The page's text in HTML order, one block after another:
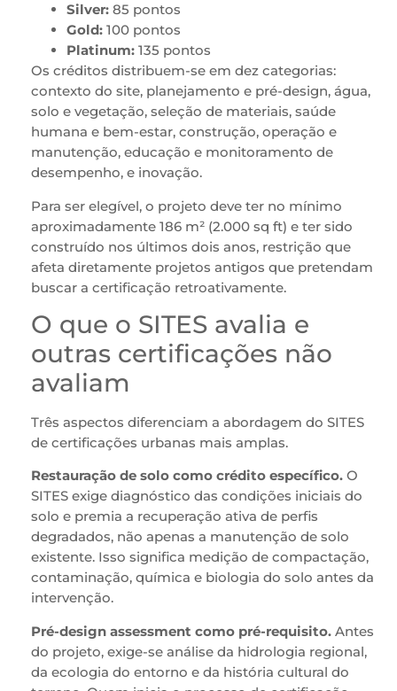
Silver: 85 pontos
Gold: 100 pontos
Platinum: 135 pontos
Os créditos distribuem-se em dez categorias:
contexto do site, planejamento e pré-design, água,
solo e vegetação, seleção de materiais, saúde
humana e bem-estar, construção, operação e
manutenção, educação e monitoramento de
desempenho, e inovação.
Para ser elegível, o projeto deve ter no mínimo
aproximadamente 186 m² (2.000 sq ft) e ter sido
construído nos últimos dois anos, restrição que
afeta diretamente projetos antigos que pretendam
buscar a certificação retroativamente.
O que o SITES avalia e
outras certificações não
avaliam
Três aspectos diferenciam a abordagem do SITES
de certificações urbanas mais amplas.
Restauração de solo como crédito específico. O
SITES exige diagnóstico das condições iniciais do
solo e premia a recuperação ativa de perfis
degradados, não apenas a manutenção de solo
existente. Isso significa medição de compactação,
contaminação, química e biologia do solo antes da
intervenção.
Pré-design assessment como pré-requisito. Antes
do projeto, exige-se análise da hidrologia regional,
da ecologia do entorno e da história cultural do